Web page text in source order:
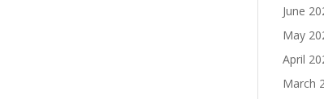
June
May
April
March